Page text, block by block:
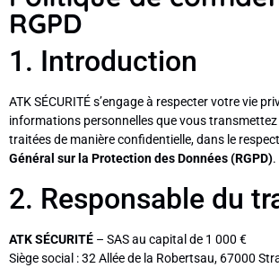
RGPD
1. Introduction
ATK SÉCURITÉ s’engage à respecter votre vie
informations personnelles que vous transmettez
traitées de manière confidentielle, dans le
Général sur la Protection des Données (RGPD).
2. Responsable du
ATK SÉCURITÉ – SAS au capital de 1 000 €
Siège social : 32 Allée de la Robertsau, 67000